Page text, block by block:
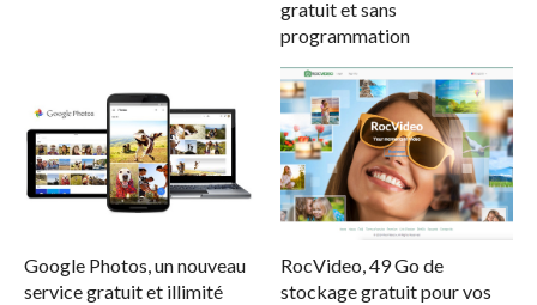
gratuit et sans
programmation
Google Photos, un nouveau
service gratuit et illimité
RocVideo, 49 Go de
stockage gratuit pour vos